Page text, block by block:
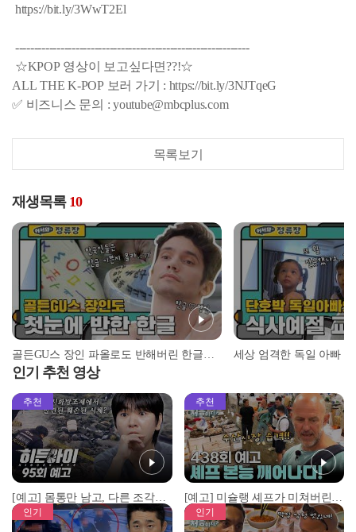
https://bit.ly/3WwT2El
--------------------------------------------------------------
☆KPOP 영상이 보고싶다면??!☆
ALL THE K-POP 보러 가기 : https://bit.ly/3NJTqeG
✅ 비즈니스 문의 : youtube@mbcplus.com
목록보기
재생목록 10
골든GU스 장인 파올로도 반해버린 한글의 매력♥ l #어서와정류장 l #어서와한국은처음이지 l #MBCevery1 l EP.151
인기 추천 영상
추천
[예고] 몸통만 남고, 다른 조각은 어디에..? 시화호에서 드러난 충격적인 토막 살인사건!
추천
[예고] 미슐랭 셰프가 미쳐버린 이유! 본능이 깨어난 사건은?
인기 인기